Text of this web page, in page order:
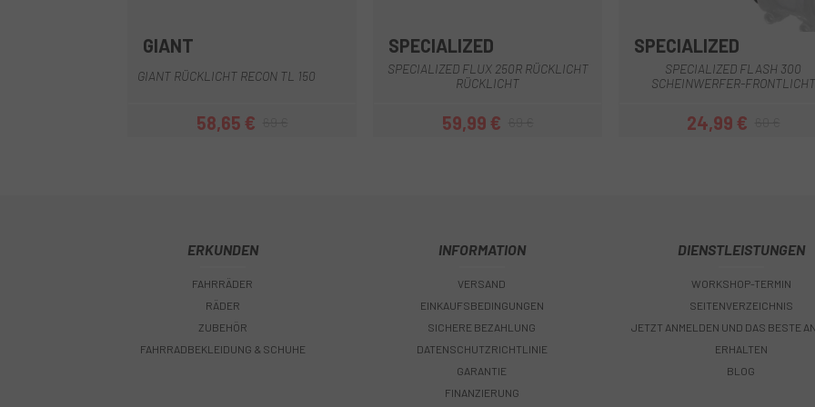
GIANT
GIANT RÜCKLICHT RECON TL 150
Preis
58,65 €Regulärer Preis
SPECIALIZED
SPECIALIZED FLUX 250R RÜCKLICHT
RÜCKLICHT
Preis
59,99 €Regulärer Preis
SPECIALIZED
SPECIALIZED FLASH 300
SCHEINWERFER-FRONTLICHT
Preis
24,99 €Regulärer Preis
ERKUNDEN
FAHRRÄDER
RÄDER
ZUBEHÖR
FAHRRADBEKLEIDUNG & SCHUHE
INFORMATION
VERSAND
EINKAUFSBEDINGUNGEN
SICHERE BEZAHLUNG
DATENSCHUTZRICHTLINIE
GARANTIE
FINANZIERUNG
DIENSTLEISTUNGEN
WORKSHOP-TERMIN
SEITENVERZEICHNIS
JETZT ANMELDEN UND DAS BESTE
ERHALTEN
BLOG